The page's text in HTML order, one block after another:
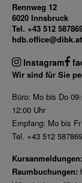
Rennweg 12
6020 Innsbruck
Tel. +43 512
hdb.office@dibk.at
Instagram
Wir sind für Sie
Büro: Mo bis Do
12:00 Uhr
Empfang: Mo bis
Tel. +43 512 587869
Kursanmeldungen:
Raumbuchungen: